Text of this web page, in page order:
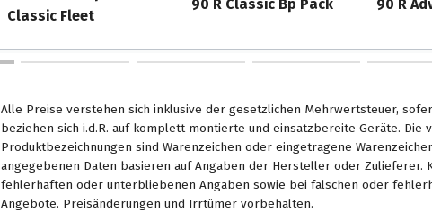
Classic Fleet
90 R Classic Bp Pack
90 R
Alle Preise verstehen sich inklusive der gesetzlichen Mehrwertsteuer,
beziehen sich i.d.R. auf komplett montierte und einsatzbereite Geräte. Die
Produktbezeichnungen sind Warenzeichen oder eingetragene
angegebenen Daten basieren auf Angaben der Hersteller oder Zulieferer.
fehlerhaften oder unterbliebenen Angaben sowie bei falschen oder
Angebote. Preisänderungen und Irrtümer vorbehalten.